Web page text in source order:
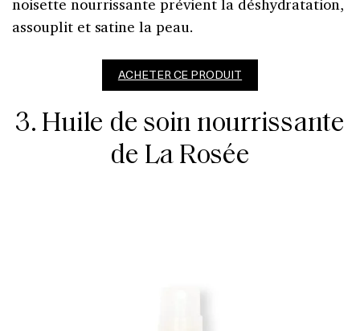
assouplit et satine la peau.
ACHETER CE PRODUIT
3. Huile de soin nourrissante
de La Rosée